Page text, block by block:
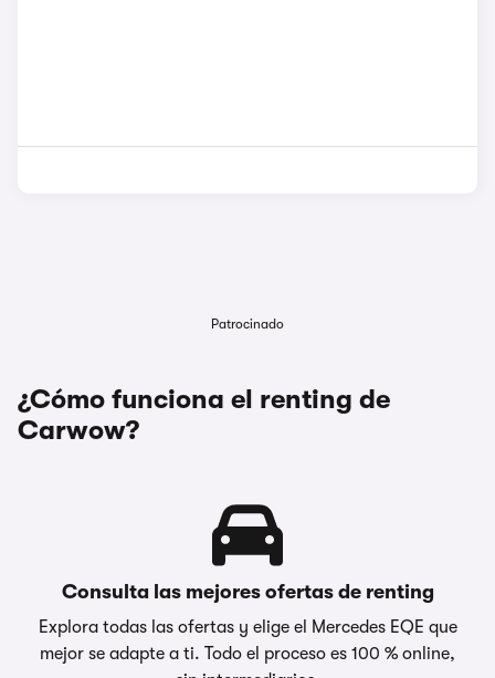
Patrocinado
¿Cómo funciona el renting de
Carwow?
Consulta las mejores ofertas de renting
Explora todas las ofertas y elige el Mercedes EQE que
mejor se adapte a ti. Todo el proceso es 100 % online,